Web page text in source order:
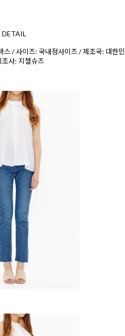
DETAIL
/ 사이즈: 국내정사이즈 / 제조국: 대한민
조사: 지젤슈즈